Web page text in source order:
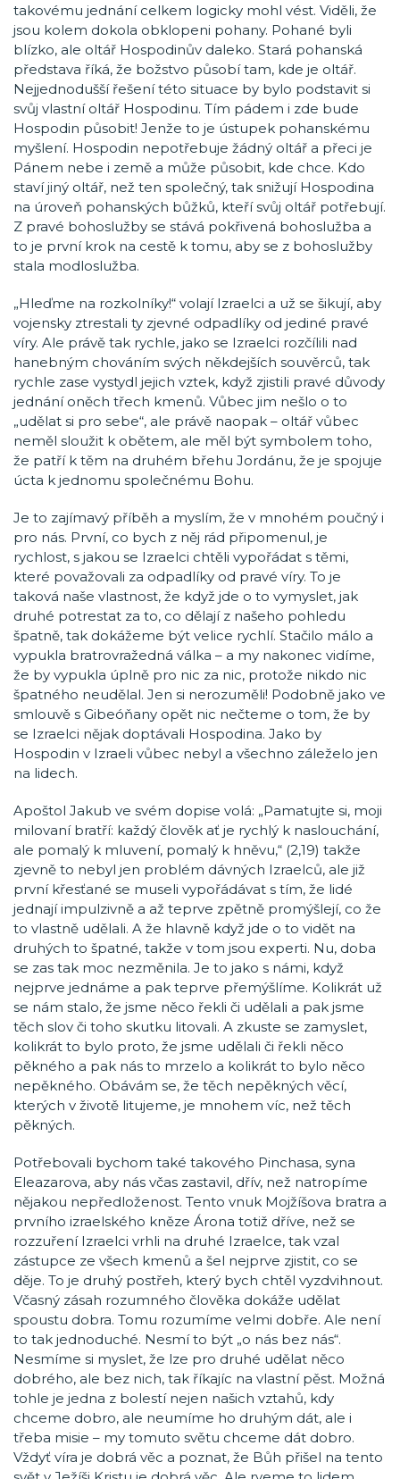
takovému jednání celkem logicky mohl vést. Viděli, že
jsou kolem dokola obklopeni pohany. Pohané byli
blízko, ale oltář Hospodinův daleko. Stará pohanská
představa říká, že božstvo působí tam, kde je oltář.
Nejjednodušší řešení této situace by bylo podstavit si
svůj vlastní oltář Hospodinu. Tím pádem i zde bude
Hospodin působit! Jenže to je ústupek pohanskému
myšlení. Hospodin nepotřebuje žádný oltář a přeci je
Pánem nebe i země a může působit, kde chce. Kdo
staví jiný oltář, než ten společný, tak snižují Hospodina
na úroveň pohanských bůžků, kteří svůj oltář potřebují.
Z pravé bohoslužby se stává pokřivená bohoslužba a
to je první krok na cestě k tomu, aby se z bohoslužby
stala modloslužba.
„Hleďme na rozkolníky!“ volají Izraelci a už se šikují, aby
vojensky ztrestali ty zjevné odpadlíky od jediné pravé
víry. Ale právě tak rychle, jako se Izraelci rozčílili nad
hanebným chováním svých někdejších souvěrců, tak
rychle zase vystydl jejich vztek, když zjistili pravé důvody
jednání oněch třech kmenů. Vůbec jim nešlo o to
„udělat si pro sebe“, ale právě naopak – oltář vůbec
neměl sloužit k obětem, ale měl být symbolem toho,
že patří k těm na druhém břehu Jordánu, že je spojuje
úcta k jednomu společnému Bohu.
Je to zajímavý příběh a myslím, že v mnohém poučný i
pro nás. První, co bych z něj rád připomenul, je
rychlost, s jakou se Izraelci chtěli vypořádat s těmi,
které považovali za odpadlíky od pravé víry. To je
taková naše vlastnost, že když jde o to vymyslet, jak
druhé potrestat za to, co dělají z našeho pohledu
špatně, tak dokážeme být velice rychlí. Stačilo málo a
vypukla bratrovražedná válka – a my nakonec vidíme,
že by vypukla úplně pro nic za nic, protože nikdo nic
špatného neudělal. Jen si nerozuměli! Podobně jako ve
smlouvě s Gibeóňany opět nic nečteme o tom, že by
se Izraelci nějak doptávali Hospodina. Jako by
Hospodin v Izraeli vůbec nebyl a všechno záleželo jen
na lidech.
Apoštol Jakub ve svém dopise volá: „Pamatujte si, moji
milovaní bratří: každý člověk ať je rychlý k naslouchání,
ale pomalý k mluvení, pomalý k hněvu,“ (2,19) takže
zjevně to nebyl jen problém dávných Izraelců, ale již
první křesťané se museli vypořádávat s tím, že lidé
jednají impulzivně a až teprve zpětně promýšlejí, co že
to vlastně udělali. A že hlavně když jde o to vidět na
druhých to špatné, takže v tom jsou experti. Nu, doba
se zas tak moc nezměnila. Je to jako s námi, když
nejprve jednáme a pak teprve přemýšlíme. Kolikrát už
se nám stalo, že jsme něco řekli či udělali a pak jsme
těch slov či toho skutku litovali. A zkuste se zamyslet,
kolikrát to bylo proto, že jsme udělali či řekli něco
pěkného a pak nás to mrzelo a kolikrát to bylo něco
nepěkného. Obávám se, že těch nepěkných věcí,
kterých v životě litujeme, je mnohem víc, než těch
pěkných.
Potřebovali bychom také takového Pinchasa, syna
Eleazarova, aby nás včas zastavil, dřív, než natropíme
nějakou nepředloženost. Tento vnuk Mojžíšova bratra a
prvního izraelského kněze Árona totiž dříve, než se
rozzuření Izraelci vrhli na druhé Izraelce, tak vzal
zástupce ze všech kmenů a šel nejprve zjistit, co se
děje. To je druhý postřeh, který bych chtěl vyzdvihnout.
Včasný zásah rozumného člověka dokáže udělat
spoustu dobra. Tomu rozumíme velmi dobře. Ale není
to tak jednoduché. Nesmí to být „o nás bez nás“.
Nesmíme si myslet, že lze pro druhé udělat něco
dobrého, ale bez nich, tak říkajíc na vlastní pěst. Možná
tohle je jedna z bolestí nejen našich vztahů, kdy
chceme dobro, ale neumíme ho druhým dát, ale i
třeba misie – my tomuto světu chceme dát dobro.
Vždyť víra je dobrá věc a poznat, že Bůh přišel na tento